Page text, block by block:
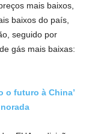
mais baixos,
baixos do país,
seguido por
gás mais baixas:
o futuro à China’